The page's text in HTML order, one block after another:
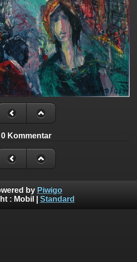
0 Kommentar
by Piwigo
: Mobil Standard